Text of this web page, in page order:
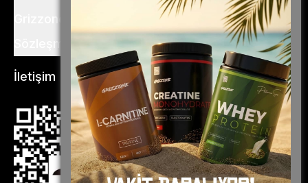
Sözleşme ve Şartlar
İletişim